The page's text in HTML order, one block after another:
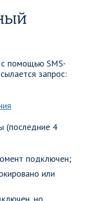
помощью SMS-
запрос:
(последние 4
подключен;
или